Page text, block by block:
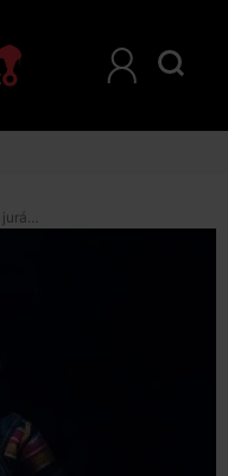
Un muñeco diabólico, una mascota jurásica y una mirada al rock soviético, en la cartelera